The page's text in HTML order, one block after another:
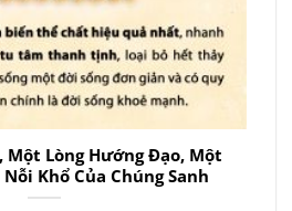
Lòng Hướng Đạo, Một
Khổ Của Chúng Sanh